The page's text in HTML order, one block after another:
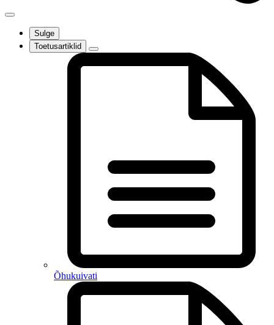
Sulge
Toetusartiklid
Õhukuivati